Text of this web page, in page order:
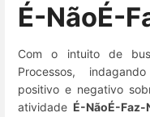
É-NãoÉ-
Com o intuito de
Processos,
positivo e negativo
atividade É-NãoÉ-Faz-